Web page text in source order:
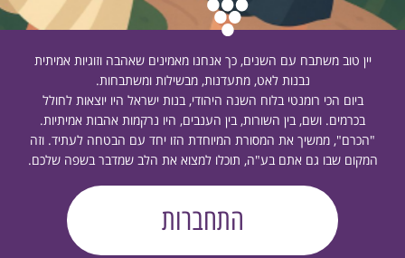
יין טוב משתבח עם השנים, כך אנחנו מאמינים שאהבה וזוגיות אמיתית
נבנות לאט, מתעדנות, מבשילות ומשתבחות.
ביום הכי רומנטי בלוח השנה היהודי, בנות ישראל היו יוצאות לחולל
בכרמים. ושם, בין השורות, בין הענבים, היו נרקמות אהבות אמיתיות.
"הכרם", ממשיך את המסורת המיוחדת הזו יחד עם הבטחה לעתיד. וזה
המקום שבו גם אתם בע"ה, תוכלו למצוא את הלב שמדבר בשפה שלכם.
התחברות